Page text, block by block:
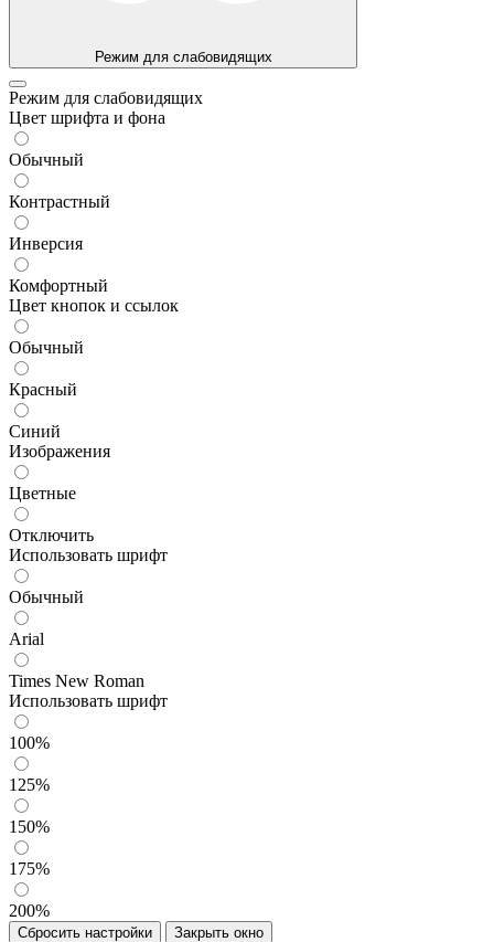
Режим для слабовидящих
Режим для слабовидящих
Цвет шрифта и фона
Обычный
Контрастный
Инверсия
Комфортный
Цвет кнопок и ссылок
Обычный
Красный
Синий
Изображения
Цветные
Отключить
Использовать шрифт
Обычный
Arial
Times New Roman
Использовать шрифт
100%
125%
150%
175%
200%
Сбросить настройки Закрыть окно